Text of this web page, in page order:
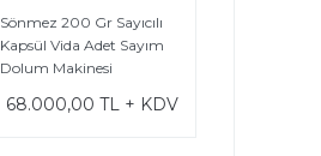
Sönmez 200 Gr Sayıcılı
Kapsül Vida Adet Sayım
Dolum Makinesi
68.000,00 TL + KDV